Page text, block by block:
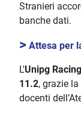
Stranieri
banche dati.
> Attesa per
L'Unipg
11.2, grazie
docenti